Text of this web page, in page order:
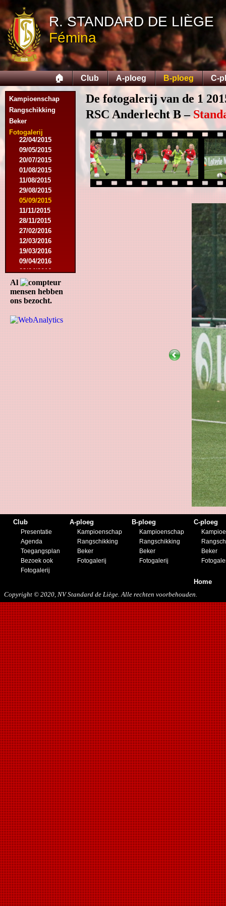
R. STANDARD DE LIÈGE
Fémina
🏠 Club A-ploeg B-ploeg C-
Kampioenschap
Rangschikking
Beker
Fotogalerij
13/08/2014
06/09/2014
27/09/2014
25/10/2014
11/11/2014
15/11/2014
29/11/2014
06/12/2014
20/12/2014
17/01/2015
14/02/2015
21/02/2015
18/04/2015
22/04/2015
09/05/2015
20/07/2015
01/08/2015
11/08/2015
29/08/2015
05/09/2015
11/11/2015
28/11/2015
27/02/2016
12/03/2016
19/03/2016
09/04/2016
23/04/2016
30/04/2016
18/07/2016
07/08/2016
19/11/2016
Al
mensen hebben
ons bezocht.
De fotogalerij van de 1
RSC Anderlecht B –
Club
Presentatie
Agenda
Toegangsplan
Bezoek ook
Fotogalerij
A-ploeg
Kampioenschap
Rangschikking
Beker
Fotogalerij
B-ploeg
Kampioenschap
Rangschikking
Beker
Fotogalerij
C-ploeg
Beker
Home
Copyright © 2020, NV Standard de Liège. Alle rechten voorbehouden.